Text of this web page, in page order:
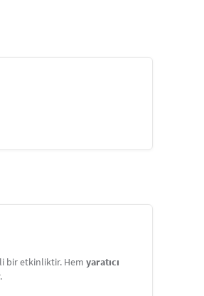
bir etkinliktir. Hem yaratıcı